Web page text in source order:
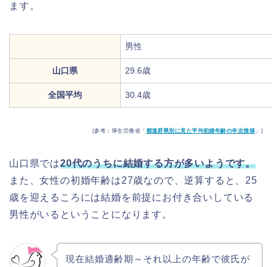
ます。
男性
山口県 29.6歳
全国平均 30.4歳
(参考：厚生労働省「 都道府県別に見た平均初婚年齢の年次推移 」)
山口県では20代のうちに結婚する方が多いようです。
また、女性の初婚年齢は27歳なので、逆算すると、25
歳を迎えるころには結婚を前提にお付き合いしている
男性がいるということになります。
現在結婚適齢期～それ以上の年齢で彼氏が